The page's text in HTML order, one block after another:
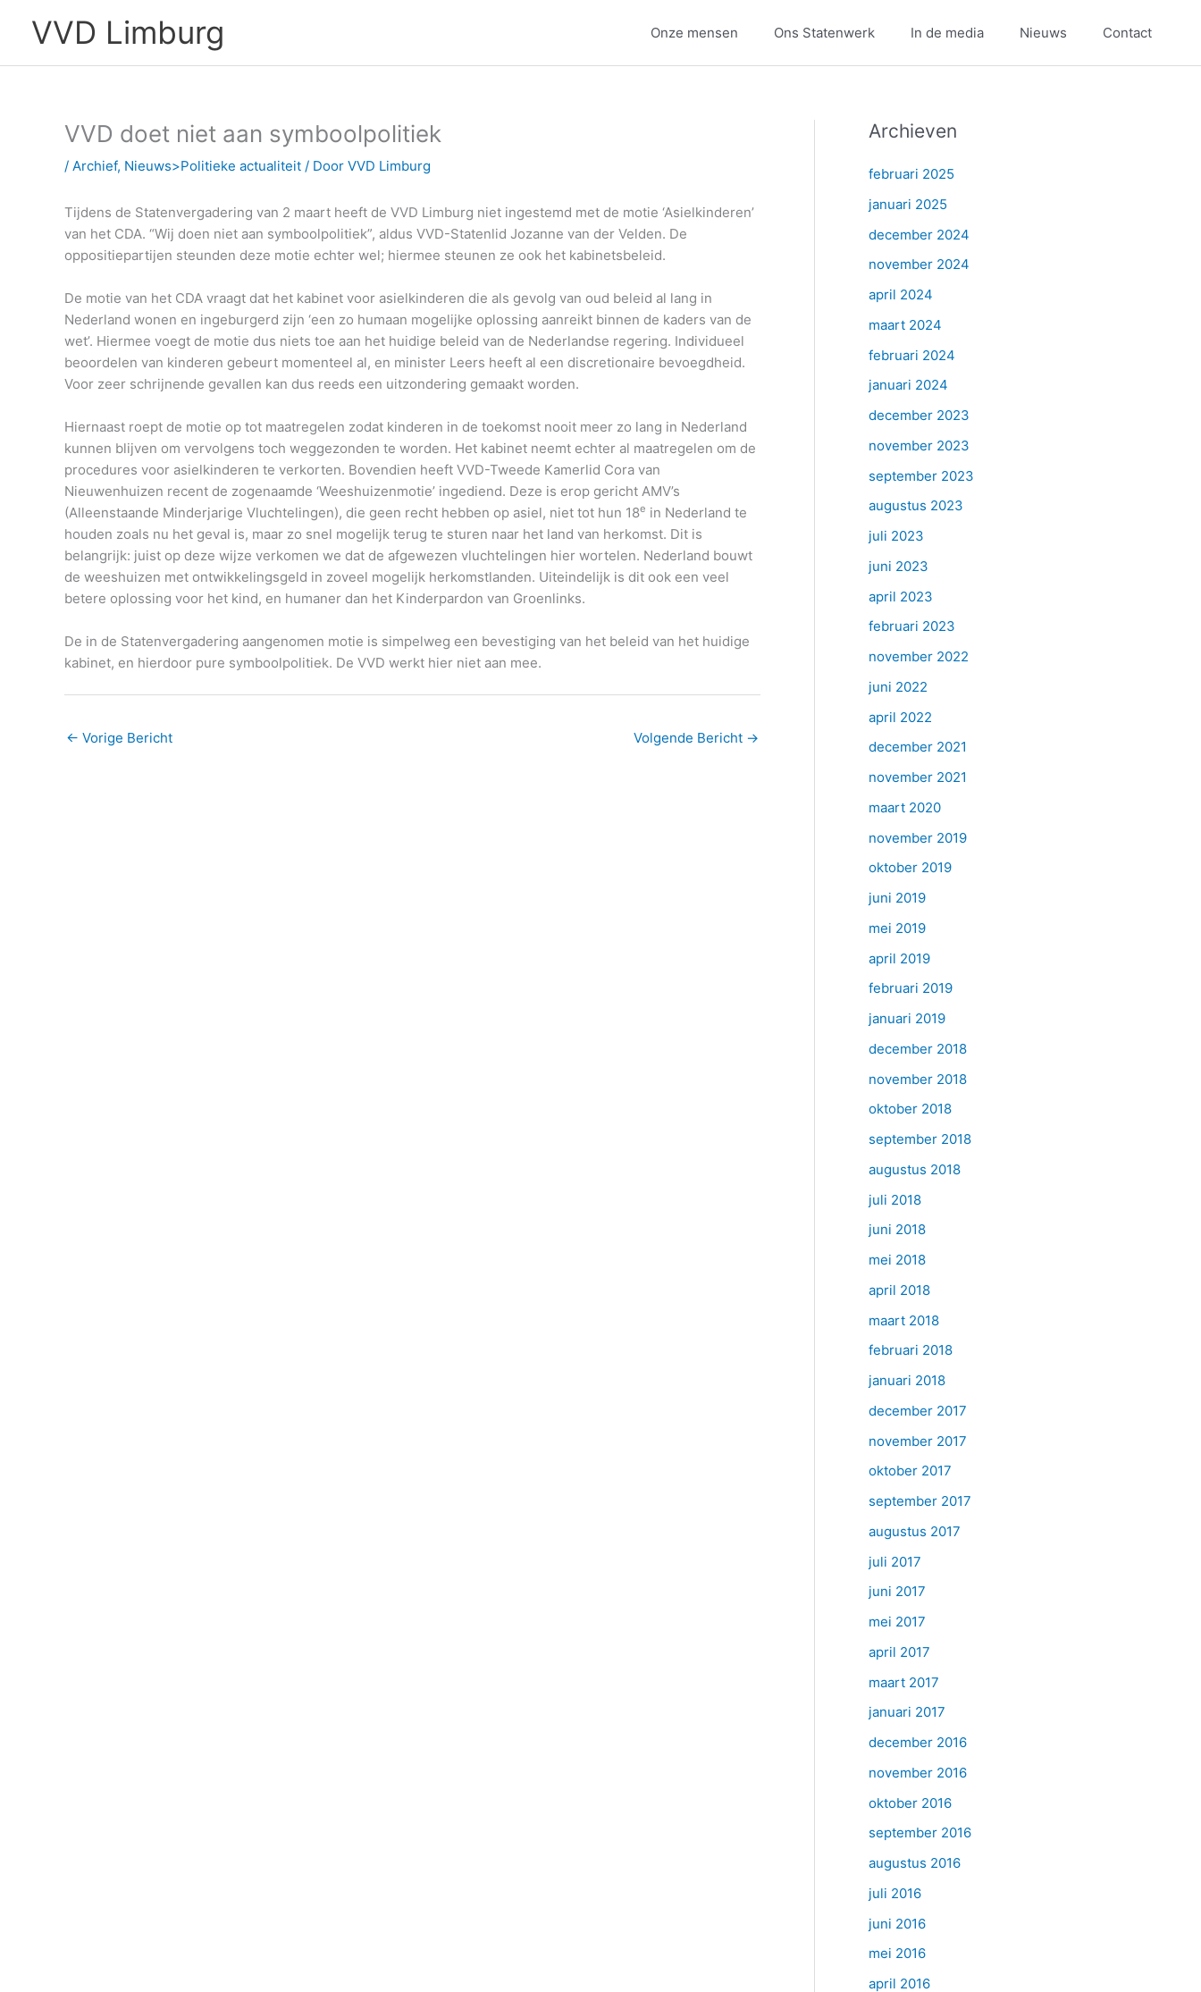
VVD Limburg Onze mensen Ons Statenwerk In de media Nieuws Contact
VVD doet niet aan symboolpolitiek
/ Archief, Nieuws>Politieke actualiteit / Door VVD Limburg
Tijdens de Statenvergadering van 2 maart heeft de VVD Limburg niet ingestemd met de motie ‘Asielkinderen’
van het CDA. “Wij doen niet aan symboolpolitiek”, aldus VVD-Statenlid Jozanne van der Velden. De
oppositiepartijen steunden deze motie echter wel; hiermee steunen ze ook het kabinetsbeleid.
De motie van het CDA vraagt dat het kabinet voor asielkinderen die als gevolg van oud beleid al lang in
Nederland wonen en ingeburgerd zijn ‘een zo humaan mogelijke oplossing aanreikt binnen de kaders van de
wet’. Hiermee voegt de motie dus niets toe aan het huidige beleid van de Nederlandse regering. Individueel
beoordelen van kinderen gebeurt momenteel al, en minister Leers heeft al een discretionaire bevoegdheid.
Voor zeer schrijnende gevallen kan dus reeds een uitzondering gemaakt worden.
Hiernaast roept de motie op tot maatregelen zodat kinderen in de toekomst nooit meer zo lang in Nederland
kunnen blijven om vervolgens toch weggezonden te worden. Het kabinet neemt echter al maatregelen om de
procedures voor asielkinderen te verkorten. Bovendien heeft VVD-Tweede Kamerlid Cora van
Nieuwenhuizen recent de zogenaamde ‘Weeshuizenmotie’ ingediend. Deze is erop gericht AMV’s
(Alleenstaande Minderjarige Vluchtelingen), die geen recht hebben op asiel, niet tot hun 18e in Nederland te
houden zoals nu het geval is, maar zo snel mogelijk terug te sturen naar het land van herkomst. Dit is
belangrijk: juist op deze wijze verkomen we dat de afgewezen vluchtelingen hier wortelen. Nederland bouwt
de weeshuizen met ontwikkelingsgeld in zoveel mogelijk herkomstlanden. Uiteindelijk is dit ook een veel
betere oplossing voor het kind, en humaner dan het Kinderpardon van Groenlinks.
De in de Statenvergadering aangenomen motie is simpelweg een bevestiging van het beleid van het huidige
kabinet, en hierdoor pure symboolpolitiek. De VVD werkt hier niet aan mee.
← Vorige Bericht Volgende Bericht →
Archieven
februari 2025
januari 2025
december 2024
november 2024
april 2024
maart 2024
februari 2024
januari 2024
december 2023
november 2023
september 2023
augustus 2023
juli 2023
juni 2023
april 2023
februari 2023
november 2022
juni 2022
april 2022
december 2021
november 2021
maart 2020
november 2019
oktober 2019
juni 2019
mei 2019
april 2019
februari 2019
januari 2019
december 2018
november 2018
oktober 2018
september 2018
augustus 2018
juli 2018
juni 2018
mei 2018
april 2018
maart 2018
februari 2018
januari 2018
december 2017
november 2017
oktober 2017
september 2017
augustus 2017
juli 2017
juni 2017
mei 2017
april 2017
maart 2017
januari 2017
december 2016
november 2016
oktober 2016
september 2016
augustus 2016
juli 2016
juni 2016
mei 2016
april 2016